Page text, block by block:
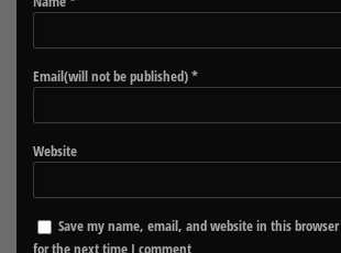
Email(will not be published)*
Website
Save my name, email, and website in this browser
for the next time I comment